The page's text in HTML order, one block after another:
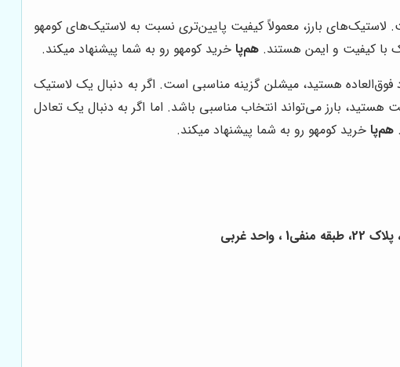
لاستیک‌های بارز، معمولاً کیفیت پایین‌تری نسبت به لاستیک‌های کومهو
با کیفیت و ایمن هستند. هم‌پاخرید کومهو رو به شما پیشنهاد میکند.
فوق‌العاده هستید، میشلن گزینه مناسبی است. اگر به دنبال یک لاستیک
بارز می‌تواند انتخاب مناسبی باشد. اما اگر به دنبال یک تعادل
هم‌پاخرید کومهو رو به شما پیشنهاد میکند.
غربی